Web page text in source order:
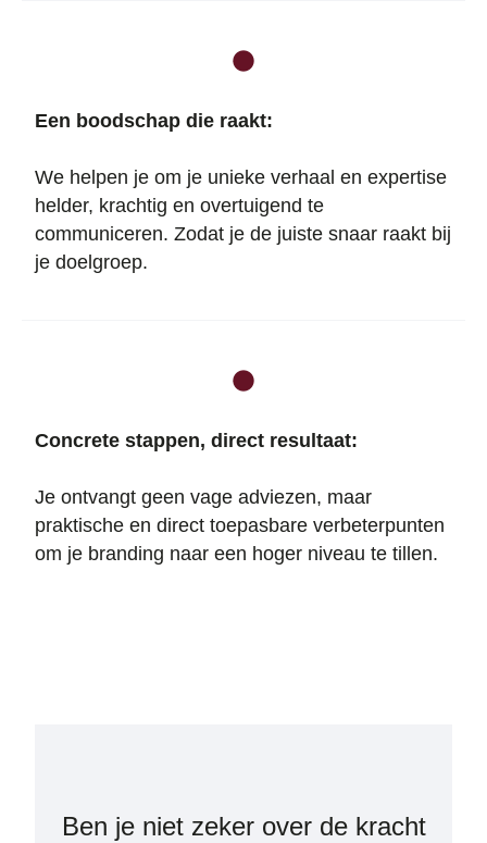
Een boodschap die raakt:
We helpen je om je unieke verhaal en expertise
helder, krachtig en overtuigend te
communiceren. Zodat je de juiste snaar raakt bij
je doelgroep.
Concrete stappen, direct resultaat:
Je ontvangt geen vage adviezen, maar
praktische en direct toepasbare verbeterpunten
om je branding naar een hoger niveau te tillen.
Ben je niet zeker over de kracht